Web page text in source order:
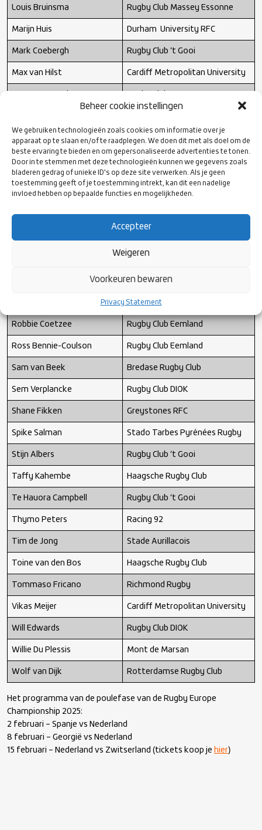
Beheer cookie instellingen
We gebruiken technologieën zoals cookies om informatie over je
apparaat op te slaan en/of te raadplegen. We doen dit met als doel om de
beste ervaring te bieden en om gepersonaliseerde advertenties te tonen.
Door in te stemmen met deze technologieën kunnen we gegevens zoals
bladeren gedrag of unieke ID's op deze site verwerken. Als je geen
toestemming geeft of je toestemming intrekt, kan dit een nadelige
invloed hebben op bepaalde functies en mogelijkheden.
Accepteer
Weigeren
Voorkeuren bewaren
Privacy Statement
Louis Bruinsma Rugby Club Massey Essonne
Marijn Huis Durham University RFC
Mark Coebergh Rugby Club ‘t Gooi
Max van Hilst Cardiff Metropolitan University
Melle Haanstra Steaua Rugby
Mike Hansen Cardiff Metropolitan University
Monty Leverstein RC Eemland
Rugby Club The Dukes
Charente
RFC Haarlem
Robbie Coetzee Rugby Club Eemland
Ross Bennie-Coulson Rugby Club Eemland
Sam van Beek Bredase Rugby Club
Sem Verplancke Rugby Club DIOK
Shane Fikken Greystones RFC
Spike Salman Stado Tarbes Pyrénées Rugby
Stijn Albers Rugby Club ‘t Gooi
Taffy Kahembe Haagsche Rugby Club
Te Hauora Campbell Rugby Club ‘t Gooi
Thymo Peters Racing 92
Tim de Jong Stade Aurillacois
Toine van den Bos Haagsche Rugby Club
Tommaso Fricano Richmond Rugby
Vikas Meijer Cardiff Metropolitan University
Will Edwards Rugby Club DIOK
Willie Du Plessis Mont de Marsan
Wolf van Dijk Rotterdamse Rugby Club
Het programma van de poulefase van de Rugby Europe
Championship 2025:
2 februari – Spanje vs Nederland
8 februari – Georgië vs Nederland
15 februari – Nederland vs Zwitserland (tickets koop je hier)